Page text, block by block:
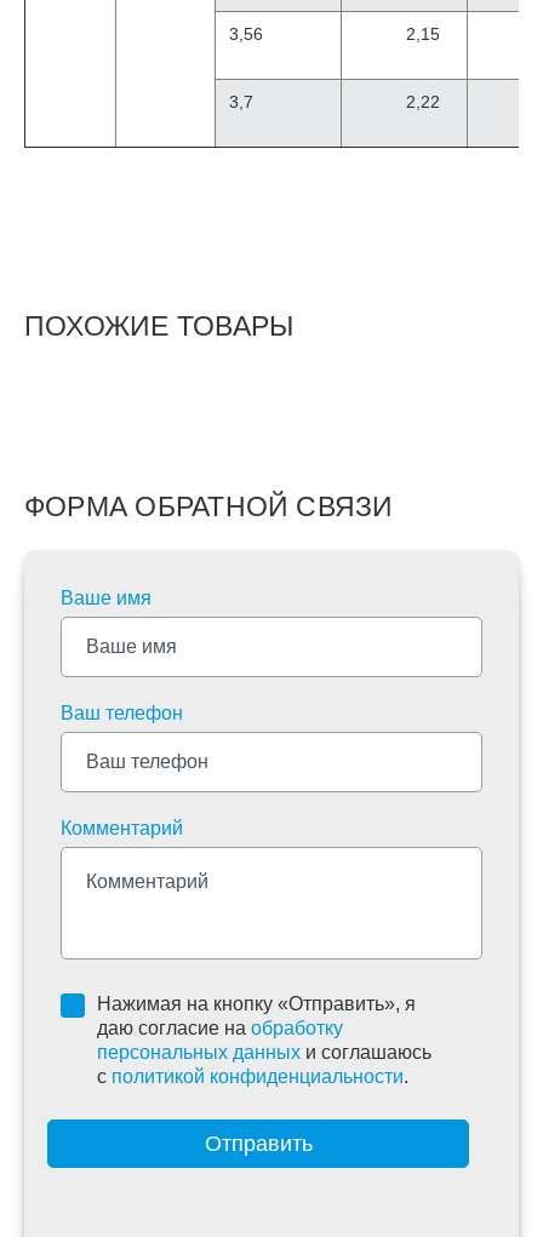
3,56 2,15
3,7 2,22
ПОХОЖИЕ ТОВАРЫ
ФОРМА ОБРАТНОЙ СВЯЗИ
Ваше имя
Ваш телефон
Комментарий
Нажимая на кнопку «Отправить», я
даю согласие на обработку
персональных данных и соглашаюсь
c политикой конфиденциальности.
Отправить